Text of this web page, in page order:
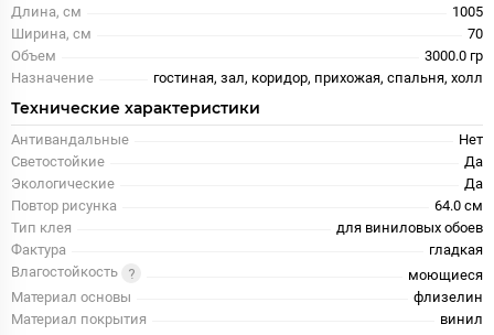
Длина, см
1005
Ширина, см
70
Объем
3000.0 гр
Назначение
гостиная, зал, коридор, прихожая, спальня, холл
Технические характеристики
Антивандальные
Нет
Светостойкие
Да
Экологические
Да
Повтор рисунка
64.0 см
Тип клея
для виниловых обоев
Фактура
гладкая
Влагостойкость
моющиеся
Материал основы
флизелин
Материал покрытия
винил